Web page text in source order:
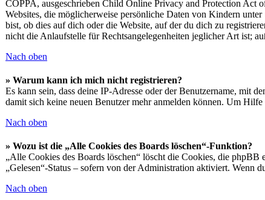
COPPA, ausgeschrieben Child Online Privacy and Protection Act
Websites, die möglicherweise persönliche Daten von Kindern
bist, ob dies auf dich oder die Website, auf der du dich zu
nicht die Anlaufstelle für Rechtsangelegenheiten jeglicher Art ist;
Nach oben
» Warum kann ich mich nicht registrieren?
Es kann sein, dass deine IP-Adresse oder der Benutzername, mit
damit sich keine neuen Benutzer mehr anmelden können. Um
Nach oben
» Wozu ist die „Alle Cookies des Boards löschen“-Funktion?
„Alle Cookies des Boards löschen“ löscht die Cookies, die
„Gelesen“-Status – sofern von der Administration aktiviert. Wenn
Nach oben